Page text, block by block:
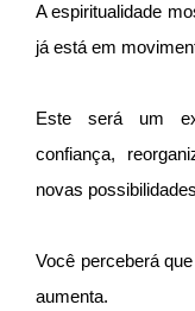
A espiritualidade
já está em
Este será um
confiança,
novas
Você perceberá
aumenta.